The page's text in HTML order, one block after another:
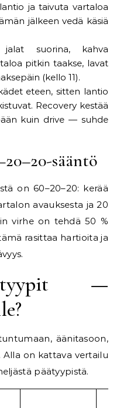
ja taivuta vartaloa
jälkeen vedä käsiä
suorina, kahva
pitkin taakse, lavat
(kello 11).
eteen, sitten lantio
Recovery kestää
kuin drive — suhde
sääntö
on 60–20–20: kerää
avauksesta ja 20
virhe on tehdä 50 %
rasittaa hartioita ja
—
äänitasoon,
on kattava vertailu
päätyypistä.